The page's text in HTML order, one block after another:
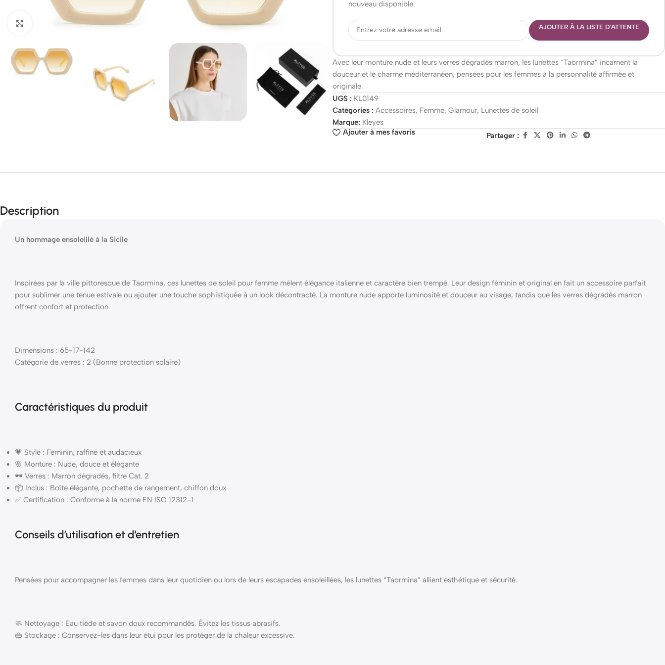
nouveau disponible.
AJOUTER À LA LISTE D'ATTENTE
Avec leur monture nude et leurs verres dégradés marron, les lunettes “Taormina” incarnent la
douceur et le charme méditerranéen, pensées pour les femmes à la personnalité affirmée et
originale.
UGS : KL0149
Catégories : Accessoires, Femme, Glamour, Lunettes de soleil
Marque: Kleyes
Ajouter à mes favoris
Partager :
Description
Un hommage ensoleillé à la Sicile
Inspirées par la ville pittoresque de Taormina, ces lunettes de soleil pour femme mêlent élégance italienne et caractère bien trempé. Leur design féminin et original en fait un accessoire parfait
pour sublimer une tenue estivale ou ajouter une touche sophistiquée à un look décontracté. La monture nude apporte luminosité et douceur au visage, tandis que les verres dégradés marron
offrent confort et protection.
Dimensions : 65-17-142
Catégorie de verres : 2 (Bonne protection solaire)
Caractéristiques du produit
💗 Style : Féminin, raffiné et audacieux
🌸 Monture : Nude, douce et élégante
🕶️ Verres : Marron dégradés, filtre Cat. 2
📦 Inclus : Boîte élégante, pochette de rangement, chiffon doux
✅ Certification : Conforme à la norme EN ISO 12312-1
Conseils d’utilisation et d’entretien
Pensées pour accompagner les femmes dans leur quotidien ou lors de leurs escapades ensoleillées, les lunettes “Taormina” allient esthétique et sécurité.
🧼 Nettoyage : Eau tiède et savon doux recommandés. Évitez les tissus abrasifs.
👜 Stockage : Conservez-les dans leur étui pour les protéger de la chaleur excessive.